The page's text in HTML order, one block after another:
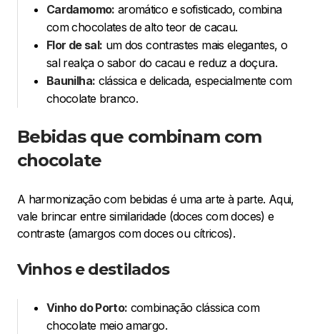
Cardamomo: aromático e sofisticado, combina
com chocolates de alto teor de cacau.
Flor de sal: um dos contrastes mais elegantes, o
sal realça o sabor do cacau e reduz a doçura.
Baunilha: clássica e delicada, especialmente com
chocolate branco.
Bebidas que combinam com
chocolate
A harmonização com bebidas é uma arte à parte. Aqui,
vale brincar entre similaridade (doces com doces) e
contraste (amargos com doces ou cítricos).
Vinhos e destilados
Vinho do Porto: combinação clássica com
chocolate meio amargo.